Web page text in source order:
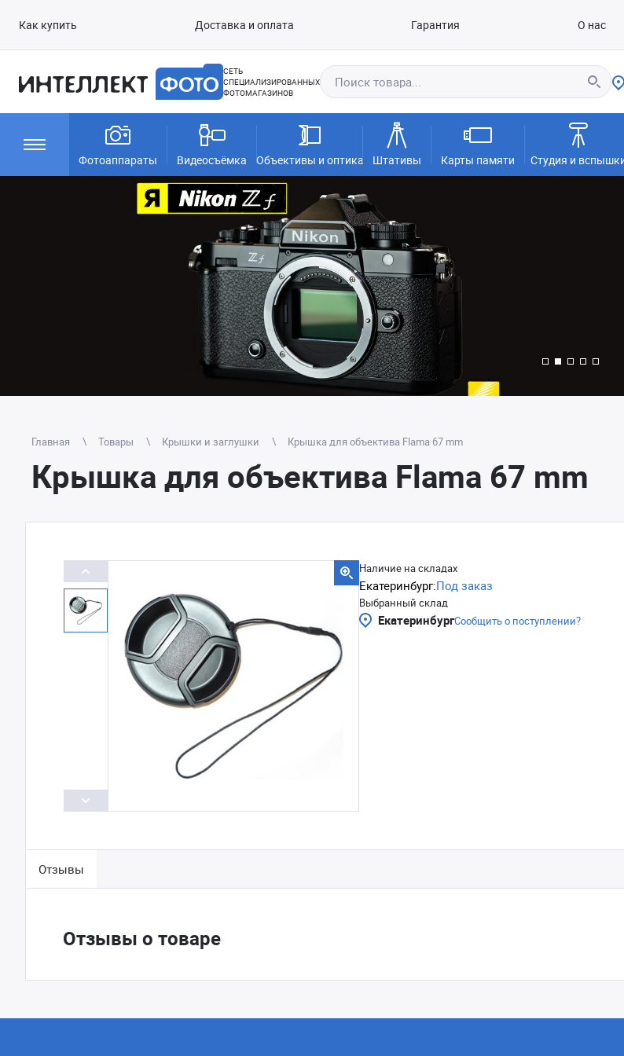
Как купить Доставка и оплата Гарантия О нас
СЕТЬ
СПЕЦИАЛИЗИРОВАННЫХ
ФОТОМАГАЗИНОВ
Фотоаппараты Видеосъёмка Объективы и оптика Штативы Карты памяти Студия и
Главная Товары Крышки и заглушки Крышка для объектива Flama 67 mm
Крышка для объектива Flama 67 mm
Наличие на складах
Екатеринбург:Под заказ
Выбранный склад
ЕкатеринбургСообщить о поступлении?
Отзывы
Отзывы о товаре